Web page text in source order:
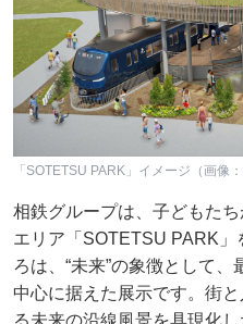
「SOTETSU PARK」イメージ（画像
相鉄グループは、子どもた
エリア「SOTETSU PARK」
ろは、“未来”の象徴として
中心に据えた展示です。街
る未来の沿線風景を具現化